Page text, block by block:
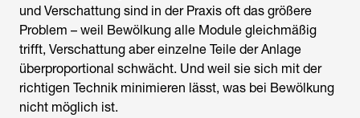
und Verschattung sind in der Praxis oft das größere
Problem – weil Bewölkung alle Module gleichmäßig
trifft, Verschattung aber einzelne Teile der Anlage
überproportional schwächt. Und weil sie sich mit der
richtigen Technik minimieren lässt, was bei Bewölkung
nicht möglich ist.